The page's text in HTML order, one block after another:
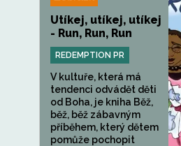
Utíkej, utíkej, utíkej
- Run, Run, Run
REDEMPTION PR
V kultuře, která má
tendenci odvádět děti
od Boha, je kniha Běž,
běž, běž zábavným
příběhem, který dětem
pomůže pochopit